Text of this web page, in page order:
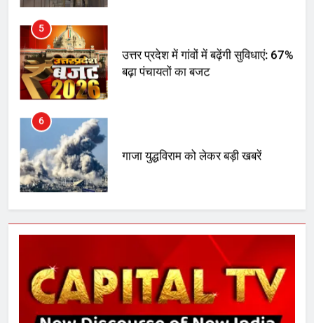
5
उत्तर प्रदेश में गांवों में बढ़ेंगी सुविधाएं: 67%
बढ़ा पंचायतों का बजट
6
गाजा युद्धविराम को लेकर बड़ी खबरें
7
चुनाव से पहले लालू परिवार पर बड़ा झटका,
दिल्ली कोर्ट ने IRCTC घोटाले में आरोप
तय किए
8